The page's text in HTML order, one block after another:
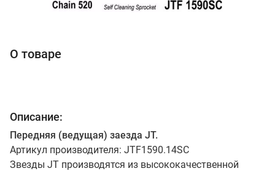
О товаре
Описание:
Передняя (ведущая) заезда JT.
Артикул производителя: JTF1590.14SC
Звезды JT производятся из высококачественной